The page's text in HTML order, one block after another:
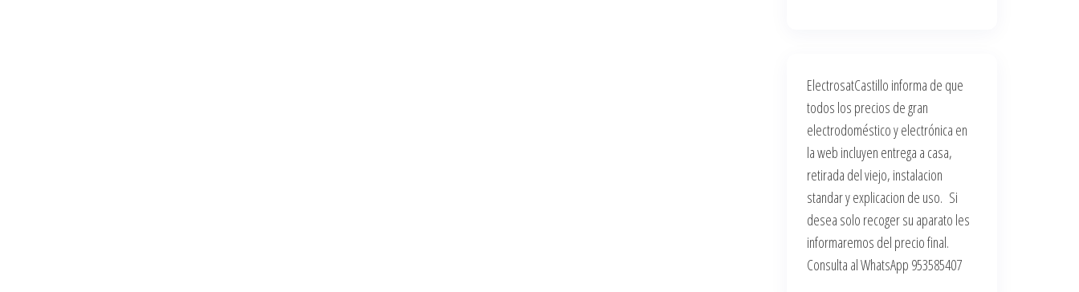
ElectrosatCastillo informa de que
todos los precios de gran
electrodoméstico y electrónica en
la web incluyen entrega a casa,
retirada del viejo, instalacion
standar y explicacion de uso. Si
desea solo recoger su aparato les
informaremos del precio final.
Consulta al WhatsApp 953585407